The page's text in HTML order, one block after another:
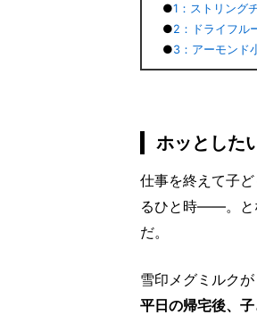
●1：ストリング
●2：ドライフル
●3：アーモンド
ホッとした
仕事を終えて子
るひと時――。と
だ。
雪印メグミルク
平日の帰宅後、